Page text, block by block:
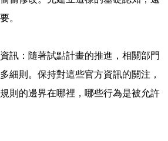
。
訊 ：隨著試點計畫的推進，相關部門
細則。保持對這些官方資訊的關注，
則的邊界在哪裡，哪些行為是被允許